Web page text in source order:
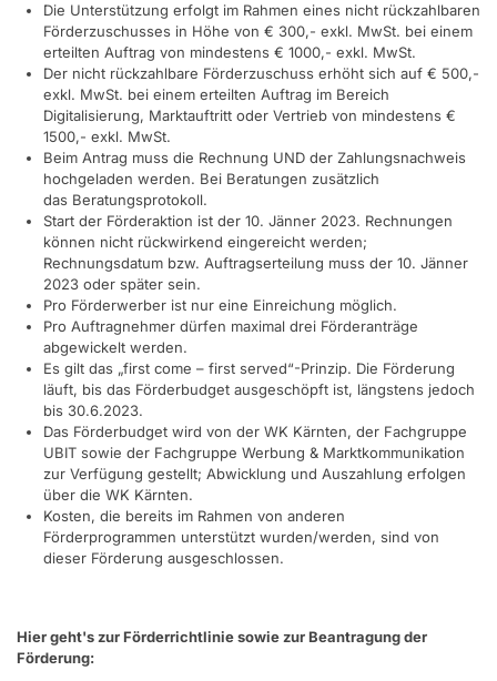
Die Unterstützung erfolgt im Rahmen eines nicht rückzahlbaren
Förderzuschusses in Höhe von € 300,- exkl. MwSt. bei einem
erteilten Auftrag von mindestens € 1000,- exkl. MwSt.
Der nicht rückzahlbare Förderzuschuss erhöht sich auf € 500,-
exkl. MwSt. bei einem erteilten Auftrag im Bereich
Digitalisierung, Marktauftritt oder Vertrieb von mindestens €
1500,- exkl. MwSt.
Beim Antrag muss die Rechnung UND der Zahlungsnachweis
hochgeladen werden. Bei Beratungen zusätzlich
das Beratungsprotokoll.
Start der Förderaktion ist der 10. Jänner 2023. Rechnungen
können nicht rückwirkend eingereicht werden;
Rechnungsdatum bzw. Auftragserteilung muss der 10. Jänner
2023 oder später sein.
Pro Förderwerber ist nur eine Einreichung möglich.
Pro Auftragnehmer dürfen maximal drei Förderanträge
abgewickelt werden.
Es gilt das „first come – first served“-Prinzip. Die Förderung
läuft, bis das Förderbudget ausgeschöpft ist, längstens jedoch
bis 30.6.2023.
Das Förderbudget wird von der WK Kärnten, der Fachgruppe
UBIT sowie der Fachgruppe Werbung & Marktkommunikation
zur Verfügung gestellt; Abwicklung und Auszahlung erfolgen
über die WK Kärnten.
Kosten, die bereits im Rahmen von anderen
Förderprogrammen unterstützt wurden/werden, sind von
dieser Förderung ausgeschlossen.
Hier geht's zur Förderrichtlinie sowie zur Beantragung der
Förderung: